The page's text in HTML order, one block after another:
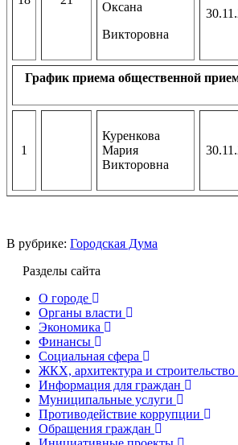
Оксана
Викторовна
График приема общественной
1
Куренкова
Мария
Викторовна
В рубрике: Городская Дума
Разделы сайта
О городе
Органы власти
Экономика
Финансы
Социальная сфера
ЖКХ, архитектура и строительство
Информация для граждан
Муниципальные услуги
Противодействие коррупции
Обращения граждан